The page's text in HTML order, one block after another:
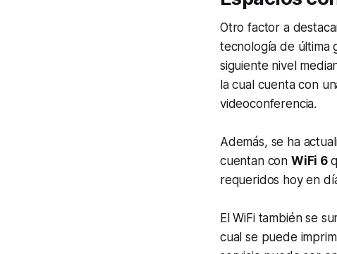
Otro factor a
tecnología de última
siguiente nivel
la cual cuenta con
videoconferencia.
Además, se ha
cuentan con WiFi 6
requeridos hoy en
El WiFi también se
cual se puede